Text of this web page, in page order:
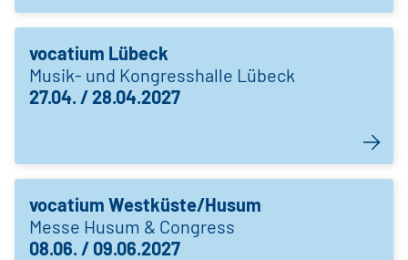
vocatium Lübeck
Musik- und Kongresshalle Lübeck
27.04. / 28.04.2027
vocatium Westküste/Husum
Messe Husum & Congress
08.06. / 09.06.2027